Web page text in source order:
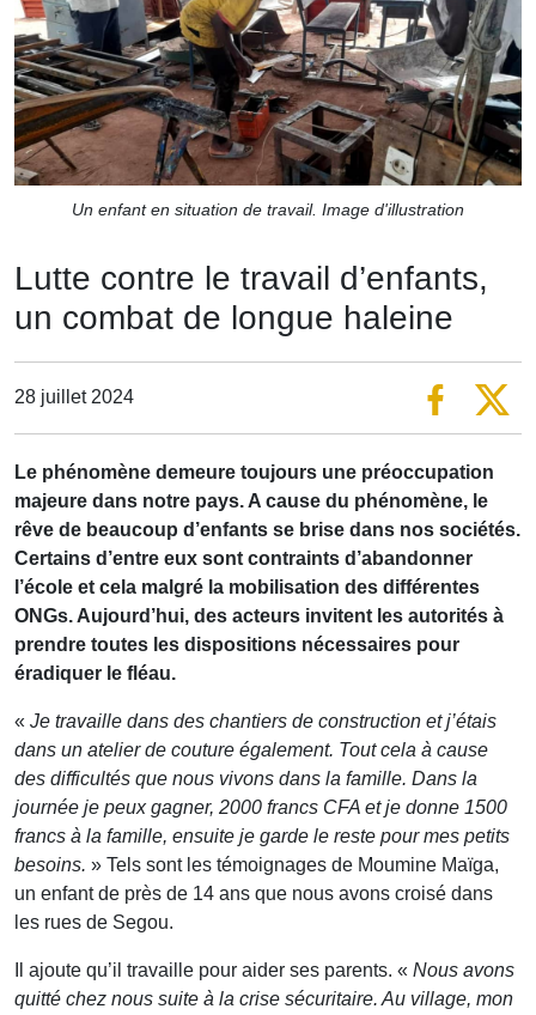
Un enfant en situation de travail. Image d'illustration
Lutte contre le travail d’enfants,
un combat de longue haleine
28 juillet 2024
Le phénomène demeure toujours une préoccupation
majeure dans notre pays. A cause du phénomène, le
rêve de beaucoup d’enfants se brise dans nos sociétés.
Certains d’entre eux sont contraints d’abandonner
l’école et cela malgré la mobilisation des différentes
ONGs. Aujourd’hui, des acteurs invitent les autorités à
prendre toutes les dispositions nécessaires pour
éradiquer le fléau.
« Je travaille dans des chantiers de construction et j’étais
dans un atelier de couture également. Tout cela à cause
des difficultés que nous vivons dans la famille. Dans la
journée je peux gagner, 2000 francs CFA et je donne 1500
francs à la famille, ensuite je garde le reste pour mes petits
besoins. » Tels sont les témoignages de Moumine Maïga,
un enfant de près de 14 ans que nous avons croisé dans
les rues de Segou.
Il ajoute qu’il travaille pour aider ses parents. « Nous avons
quitté chez nous suite à la crise sécuritaire. Au village, mon